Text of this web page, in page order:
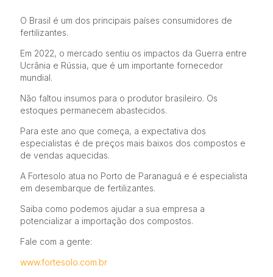
O Brasil é um dos principais países consumidores de
fertilizantes.
Em 2022, o mercado sentiu os impactos da Guerra entre
Ucrânia e Rússia, que é um importante fornecedor
mundial.
Não faltou insumos para o produtor brasileiro. Os
estoques permanecem abastecidos.
Para este ano que começa, a expectativa dos
especialistas é de preços mais baixos dos compostos e
de vendas aquecidas.
A Fortesolo atua no Porto de Paranaguá e é especialista
em desembarque de fertilizantes.
Saiba como podemos ajudar a sua empresa a
potencializar a importação dos compostos.
Fale com a gente:
www.fortesolo.com.br